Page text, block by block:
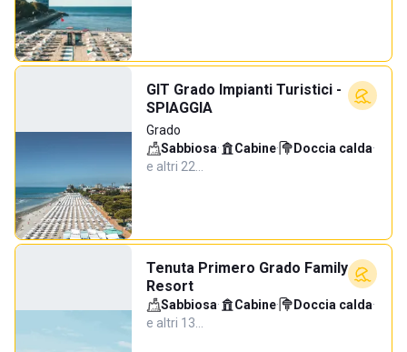
GIT Grado Impianti Turistici -
SPIAGGIA
Grado
Sabbiosa· Cabine· Doccia calda·
e altri 22…
Tenuta Primero Grado Family
Resort
Sabbiosa· Cabine· Doccia calda·
e altri 13…